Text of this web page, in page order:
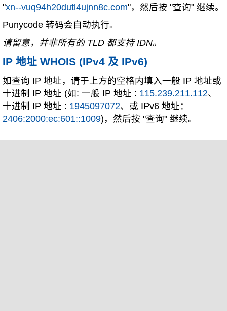
"xn--vuq94h20dutl4ujnn8c.com"，然后按 "查询" 继续。
Punycode 转码会自动执行。
请留意，并非所有的 TLD 都支持 IDN。
IP 地址 WHOIS (IPv4 及 IPv6)
如查询 IP 地址，请于上方的空格内填入一般 IP 地址或
十进制 IP 地址 (如: 一般 IP 地址 : 115.239.211.112、
十进制 IP 地址 : 1945097072、或 IPv6 地址：
2406:2000:ec:601::1009)，然后按 "查询" 继续。